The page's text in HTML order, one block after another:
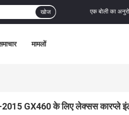
एक बोली का
खोज
मामलों
GX460 के लिए लेक्सस कारप्ले